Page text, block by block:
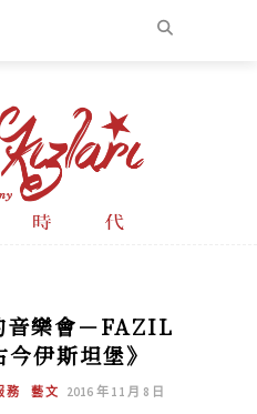
音樂會－FAZIL
伊斯坦堡》
務 藝文 2016 年 11 月 8 日